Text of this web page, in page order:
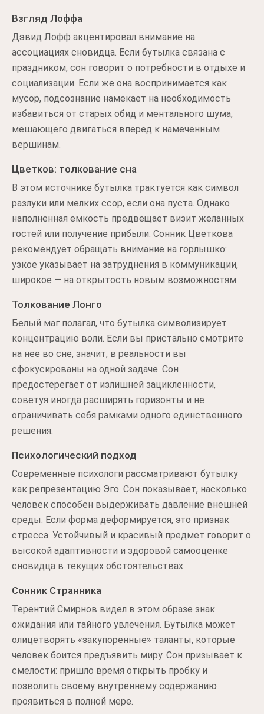
Взгляд Лоффа
Дэвид Лофф акцентировал внимание на
ассоциациях сновидца. Если бутылка связана с
праздником, сон говорит о потребности в отдыхе и
социализации. Если же она воспринимается как
мусор, подсознание намекает на необходимость
избавиться от старых обид и ментального шума,
мешающего двигаться вперед к намеченным
вершинам.
Цветков: толкование сна
В этом источнике бутылка трактуется как символ
разлуки или мелких ссор, если она пуста. Однако
наполненная емкость предвещает визит желанных
гостей или получение прибыли. Сонник Цветкова
рекомендует обращать внимание на горлышко:
узкое указывает на затруднения в коммуникации,
широкое — на открытость новым возможностям.
Толкование Лонго
Белый маг полагал, что бутылка символизирует
концентрацию воли. Если вы пристально смотрите
на нее во сне, значит, в реальности вы
сфокусированы на одной задаче. Сон
предостерегает от излишней зацикленности,
советуя иногда расширять горизонты и не
ограничивать себя рамками одного единственного
решения.
Психологический подход
Современные психологи рассматривают бутылку
как репрезентацию Эго. Сон показывает, насколько
человек способен выдерживать давление внешней
среды. Если форма деформируется, это признак
стресса. Устойчивый и красивый предмет говорит о
высокой адаптивности и здоровой самооценке
сновидца в текущих обстоятельствах.
Сонник Странника
Терентий Смирнов видел в этом образе знак
ожидания или тайного увлечения. Бутылка может
олицетворять «закупоренные» таланты, которые
человек боится предъявить миру. Сон призывает к
смелости: пришло время открыть пробку и
позволить своему внутреннему содержанию
проявиться в полной мере.